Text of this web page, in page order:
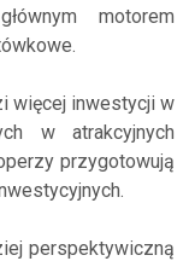
motorem
więcej inwestycji w
w atrakcyjnych
przygotowują
perspektywiczną